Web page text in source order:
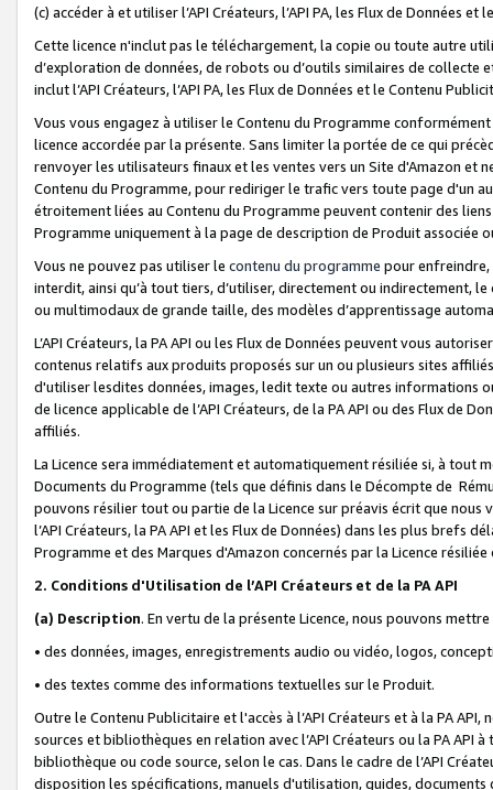
(c) accéder à et utiliser l’API Créateurs, l’API PA, les Flux de Données
Cette licence n'inclut pas le téléchargement, la copie ou toute autre
d’exploration de données, de robots ou d’outils similaires de
inclut l’API Créateurs, l’API PA, les Flux de Données et le Contenu
Vous vous engagez à utiliser le Contenu du Programme
licence accordée par la présente. Sans limiter la portée de ce qui
renvoyer les utilisateurs finaux et les ventes vers un Site d'Amazon et
Contenu du Programme, pour rediriger le trafic vers toute page d'un
étroitement liées au Contenu du Programme peuvent contenir des
Programme uniquement à la page de description de Produit associée
Vous ne pouvez pas utiliser le contenu du programme pour
interdit, ainsi qu’à tout tiers, d’utiliser, directement ou indirectement,
ou multimodaux de grande taille, des modèles d’apprentissage
L’API Créateurs, la PA API ou les Flux de Données peuvent vous
contenus relatifs aux produits proposés sur un ou plusieurs sites
d'utiliser lesdites données, images, ledit texte ou autres informations
de licence applicable de l’API Créateurs, de la PA API ou des Flux de
affiliés.
La Licence sera immédiatement et automatiquement résiliée si, à
Documents du Programme (tels que définis dans le Décompte de
pouvons résilier tout ou partie de la Licence sur préavis écrit que
l’API Créateurs, la PA API et les Flux de Données) dans les plus
Programme et des Marques d'Amazon concernés par la Licence
2. Conditions d'Utilisation de l’API Créateurs et de la PA API
(a) Description. En vertu de la présente Licence, nous pouvons
• des données, images, enregistrements audio ou vidéo, logos,
• des textes comme des informations textuelles sur le Produit.
Outre le Contenu Publicitaire et l'accès à l’API Créateurs et à la PA
sources et bibliothèques en relation avec l’API Créateurs ou la PA
bibliothèque ou code source, selon le cas. Dans le cadre de l’API
disposition les spécifications, manuels d'utilisation, guides,